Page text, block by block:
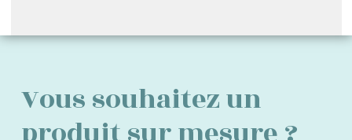
Vous souhaitez un